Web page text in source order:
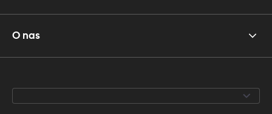
O nas